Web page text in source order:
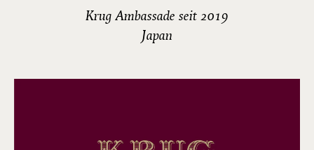
Krug Ambassade seit 2019
Japan